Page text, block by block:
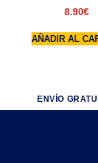
8.90€
AÑADIR AL
ENVÍO